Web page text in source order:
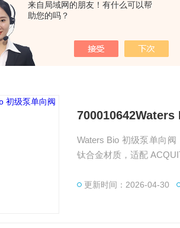
来自局域网的朋友！有什么可以帮
助您的吗？
700010642Waters
Waters Bio 初级泵单向阀
钛合金材质，适配
更新时间：2026-04-30